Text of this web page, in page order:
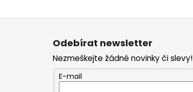
Z
Odebírat newsletter
Nezmeškejte žádné novinky či slevy!
E-mail